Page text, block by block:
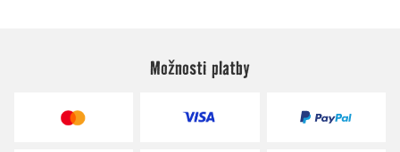
Možnosti platby